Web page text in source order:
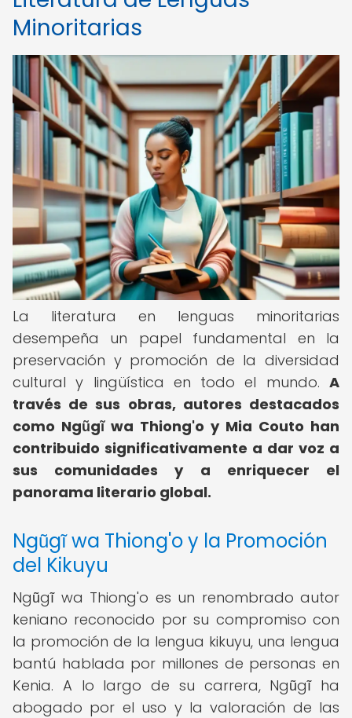
Minoritarias
La literatura en lenguas minoritarias
desempeña un papel fundamental en la
preservación y promoción de la diversidad
cultural y lingüística en todo el mundo. A
través de sus obras, autores destacados
como Ngũgĩ wa Thiong'o y Mia Couto han
contribuido significativamente a dar voz a
sus comunidades y a enriquecer el
panorama literario global.
Ngũgĩ wa Thiong'o y la Promoción
del Kikuyu
Ngũgĩ wa Thiong'o es un renombrado autor
keniano reconocido por su compromiso con
la promoción de la lengua kikuyu, una lengua
bantú hablada por millones de personas en
Kenia. A lo largo de su carrera, Ngũgĩ ha
abogado por el uso y la valoración de las